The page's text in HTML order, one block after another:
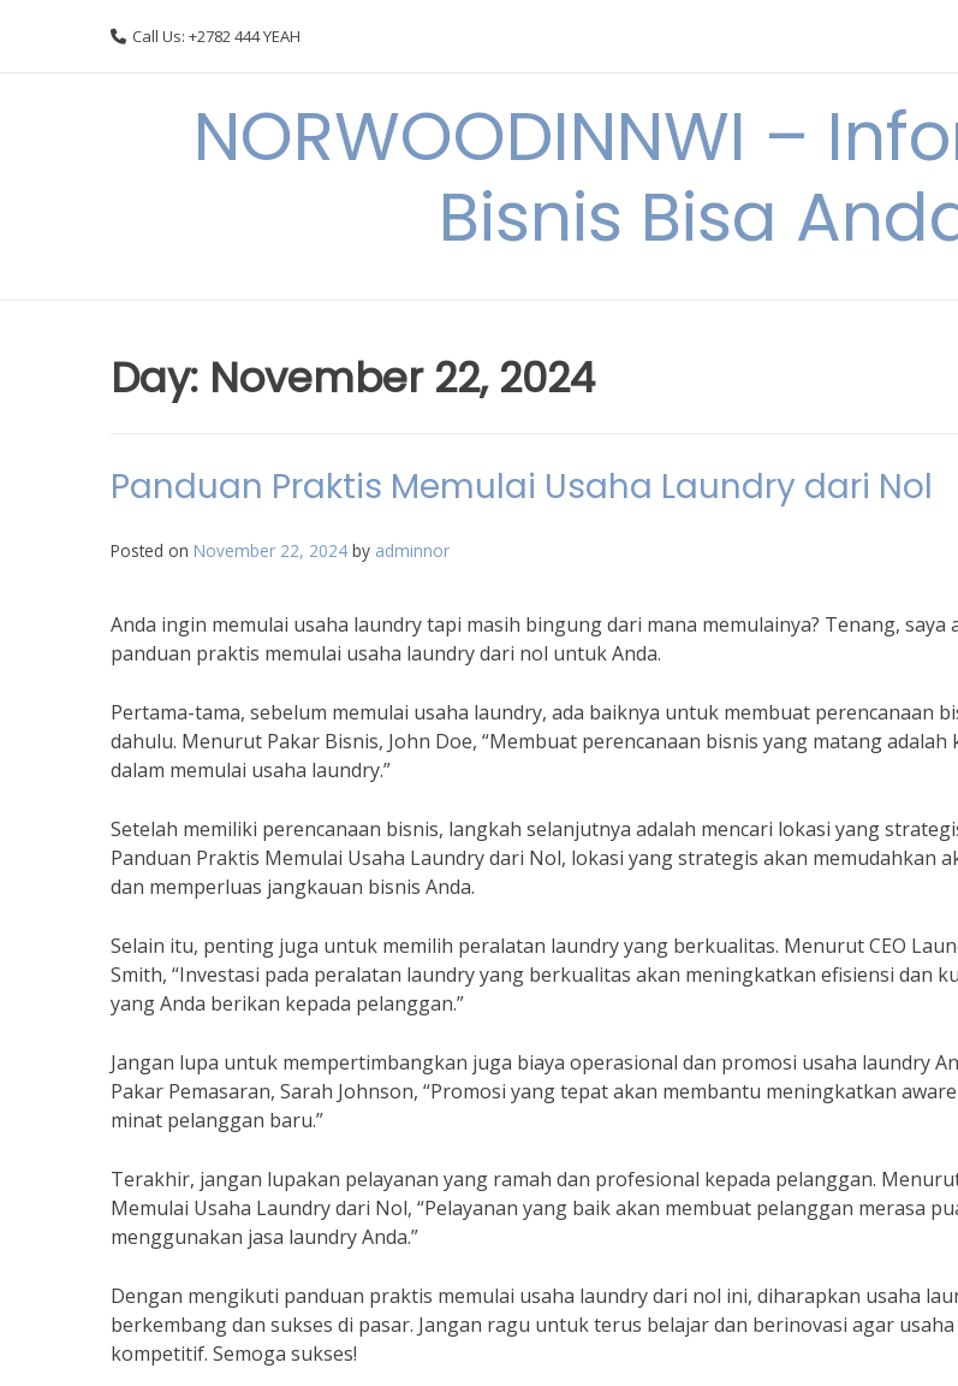
Call Us: +2782 444 YEAH
NORWOODINNWI –
Bisnis Bisa
Day: November 22, 2024
Panduan Praktis Memulai Usaha Laundry dari Nol
Posted on November 22, 2024 by adminnor
Anda ingin memulai usaha laundry tapi masih bingung dari mana memulainya? Tenang, saya
panduan praktis memulai usaha laundry dari nol untuk Anda.
Pertama-tama, sebelum memulai usaha laundry, ada baiknya untuk membuat perencanaan
dahulu. Menurut Pakar Bisnis, John Doe, “Membuat perencanaan bisnis yang matang adalah
dalam memulai usaha laundry.”
Setelah memiliki perencanaan bisnis, langkah selanjutnya adalah mencari lokasi yang
Panduan Praktis Memulai Usaha Laundry dari Nol, lokasi yang strategis akan memudahkan
dan memperluas jangkauan bisnis Anda.
Selain itu, penting juga untuk memilih peralatan laundry yang berkualitas. Menurut CEO
Smith, “Investasi pada peralatan laundry yang berkualitas akan meningkatkan efisiensi dan
yang Anda berikan kepada pelanggan.”
Jangan lupa untuk mempertimbangkan juga biaya operasional dan promosi usaha laundry
Pakar Pemasaran, Sarah Johnson, “Promosi yang tepat akan membantu meningkatkan
minat pelanggan baru.”
Terakhir, jangan lupakan pelayanan yang ramah dan profesional kepada pelanggan.
Memulai Usaha Laundry dari Nol, “Pelayanan yang baik akan membuat pelanggan merasa
menggunakan jasa laundry Anda.”
Dengan mengikuti panduan praktis memulai usaha laundry dari nol ini, diharapkan usaha
berkembang dan sukses di pasar. Jangan ragu untuk terus belajar dan berinovasi agar
kompetitif. Semoga sukses!